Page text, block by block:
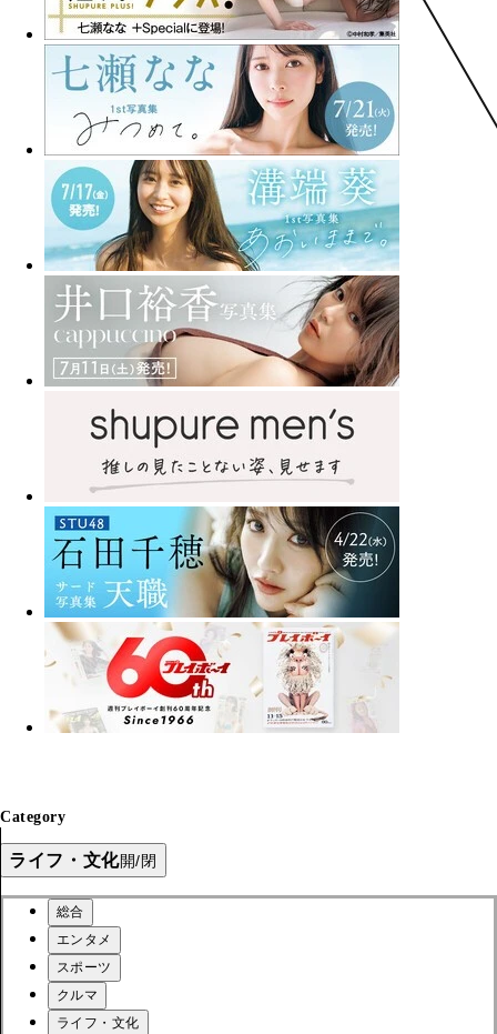
Category
ライフ・文化開/閉
総合
エンタメ
スポーツ
クルマ
ライフ・文化